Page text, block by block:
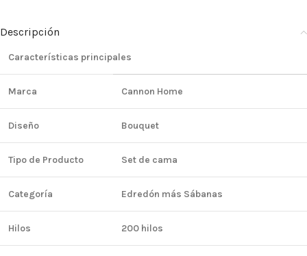
Descripción
Características principales
Marca Cannon Home
Diseño Bouquet
Tipo de Producto Set de cama
Categoría Edredón más Sábanas
Hilos 200 hilos